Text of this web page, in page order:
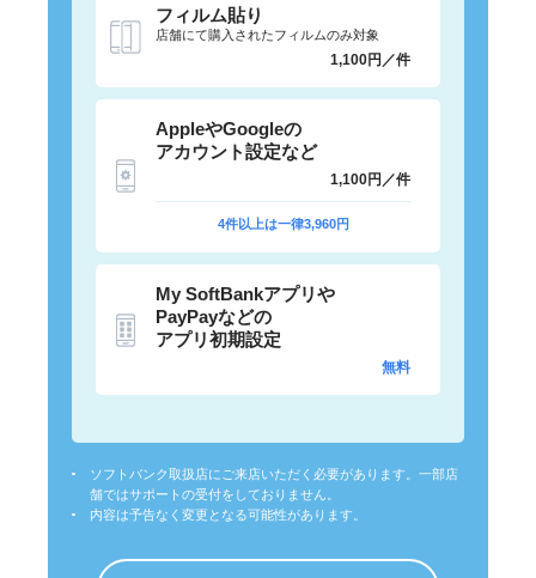
フィルム貼り
店舗にて購入されたフィルムのみ対象
1,100円／件
AppleやGoogleの
アカウント設定など
1,100円／件
4件以上は一律3,960円
My SoftBankアプリや
PayPayなどの
アプリ初期設定
無料
ソフトバンク取扱店にご来店いただく必要があります。一部店
舗ではサポートの受付をしておりません。
内容は予告なく変更となる可能性があります。